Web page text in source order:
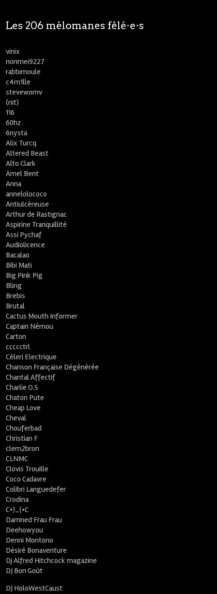
Les 206 mélomanes fêlé⋅e⋅s
vinix
nonmei9227
rabbimoule
c4m1lle
stevewornv
(nit)
116
60hz
6nysta
Alix Turcq
Altered Beast
Alto Clark
Amel Bent
Anna
annelolococo
Antiulcéreuse
Arthur de Rastignac
Aspirine Tranquillité
Assi Pychaf
Audiolicence
Bacalao
Bibi Mati
Big Pink Pig
Bling
Brebis
Brutal
Cactus Mouth Informer
Captain Némou
Carton
ccccctrl
Céleri Electrique
Chanson Française Dégénérée
Chantal Affectif
Charlie O.S
Chaton Pute
Cheap Love
Cheval
Chouferbad
Christian F
clem2bron
CLNMC
Clovis Trouille
Coco Cadavre
Colibri Languedefer
Crodina
C•)_(•C
Damned Frau Frau
Deehowyou
Denni Montono
Désiré Bonaventure
Dj Alfred Hitchcock magazine
DJ Bon Goût
DJ HoloWestCaust